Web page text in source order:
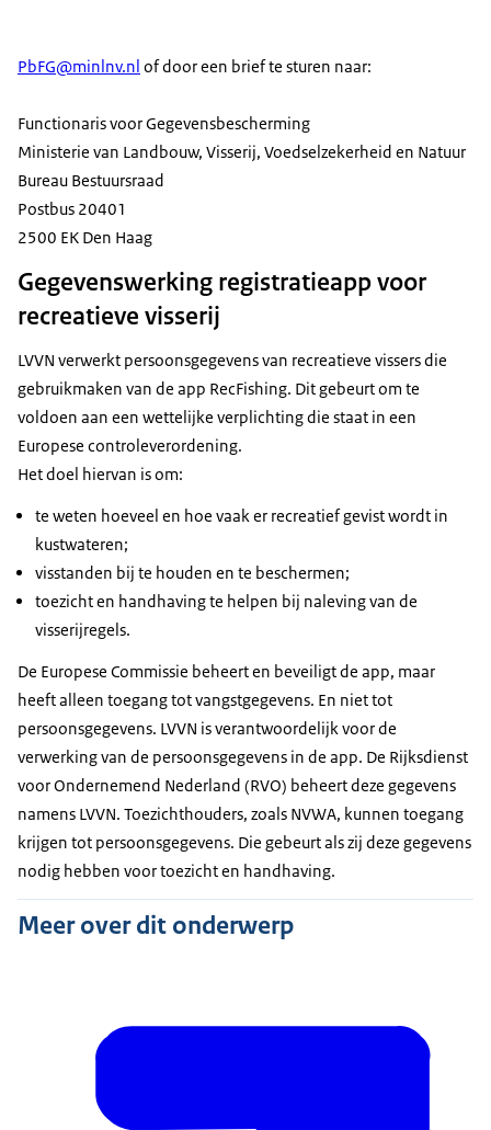
PbFG@minlnv.nl of door een brief te sturen naar:
Functionaris voor Gegevensbescherming
Ministerie van Landbouw, Visserij, Voedselzekerheid en Natuur
Bureau Bestuursraad
Postbus 20401
2500 EK Den Haag
Gegevenswerking registratieapp voor
recreatieve visserij
LVVN verwerkt persoonsgegevens van recreatieve vissers die
gebruikmaken van de app RecFishing. Dit gebeurt om te
voldoen aan een wettelijke verplichting die staat in een
Europese controleverordening.
Het doel hiervan is om:
te weten hoeveel en hoe vaak er recreatief gevist wordt in
kustwateren;
visstanden bij te houden en te beschermen;
toezicht en handhaving te helpen bij naleving van de
visserijregels.
De Europese Commissie beheert en beveiligt de app, maar
heeft alleen toegang tot vangstgegevens. En niet tot
persoonsgegevens. LVVN is verantwoordelijk voor de
verwerking van de persoonsgegevens in de app. De Rijksdienst
voor Ondernemend Nederland (RVO) beheert deze gegevens
namens LVVN. Toezichthouders, zoals NVWA, kunnen toegang
krijgen tot persoonsgegevens. Die gebeurt als zij deze gegevens
nodig hebben voor toezicht en handhaving.
Meer over dit onderwerp